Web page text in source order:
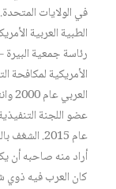
في الولايات
الطبية العربية
رئاسة جمعية
الأمريكية لمكافحة
عضو اللجنة
عام 2015.
أراد منه صاحبه
كان العرب فيه ذوي